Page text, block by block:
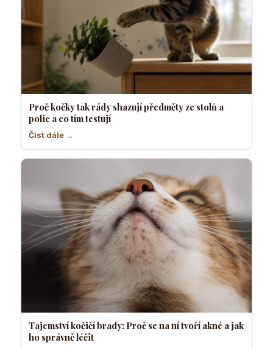
Proč kočky tak rády shazují předměty ze stolů a
polic a co tím testují
Číst dále →
Tajemství kočičí brady: Proč se na ní tvoří akné a jak
ho správně léčit